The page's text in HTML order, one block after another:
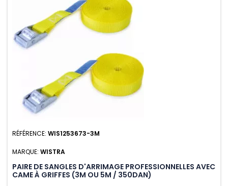
RÉFÉRENCE: WIS1253673-3M
MARQUE: WISTRA
PAIRE DE SANGLES D'ARRIMAGE PROFESSIONNELLES AVEC
CAME À GRIFFES (3M OU 5M / 350DAN)